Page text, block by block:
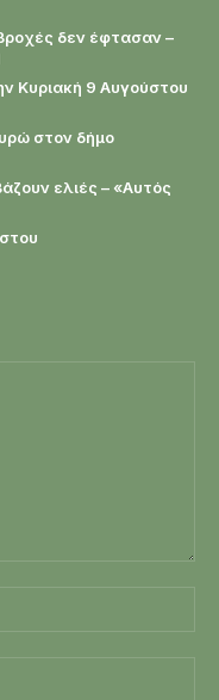
δεν έφτασαν –
Κυριακή 9 Αυγούστου
στον δήμο
ελιές – «Αυτός